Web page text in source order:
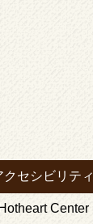
クセシビリティ
Center